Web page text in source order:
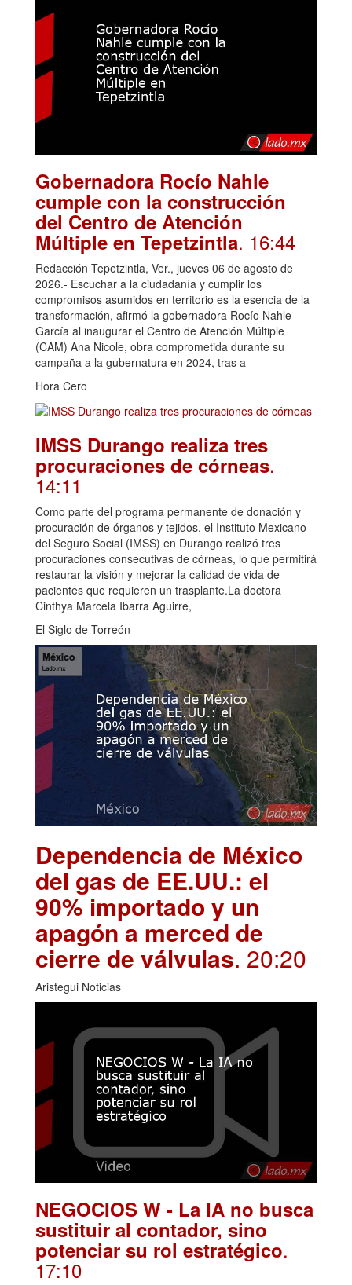
Gobernadora Rocío Nahle
cumple con la construcción
del Centro de Atención
Múltiple en Tepetzintla. 16:44
Redacción Tepetzintla, Ver., jueves 06 de agosto de
2026.- Escuchar a la ciudadanía y cumplir los
compromisos asumidos en territorio es la esencia de la
transformación, afirmó la gobernadora Rocío Nahle
García al inaugurar el Centro de Atención Múltiple
(CAM) Ana Nicole, obra comprometida durante su
campaña a la gubernatura en 2024, tras a
Hora Cero
IMSS Durango realiza tres
procuraciones de córneas.
14:11
Como parte del programa permanente de donación y
procuración de órganos y tejidos, el Instituto Mexicano
del Seguro Social (IMSS) en Durango realizó tres
procuraciones consecutivas de córneas, lo que permitirá
restaurar la visión y mejorar la calidad de vida de
pacientes que requieren un trasplante.La doctora
Cinthya Marcela Ibarra Aguirre,
El Siglo de Torreón
Dependencia de México
del gas de EE.UU.: el
90% importado y un
apagón a merced de
cierre de válvulas. 20:20
Aristegui Noticias
NEGOCIOS W - La IA no busca
sustituir al contador, sino
potenciar su rol estratégico.
17:10